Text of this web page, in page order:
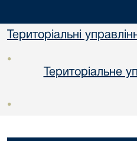
Територіальні
•
Територіальне
•